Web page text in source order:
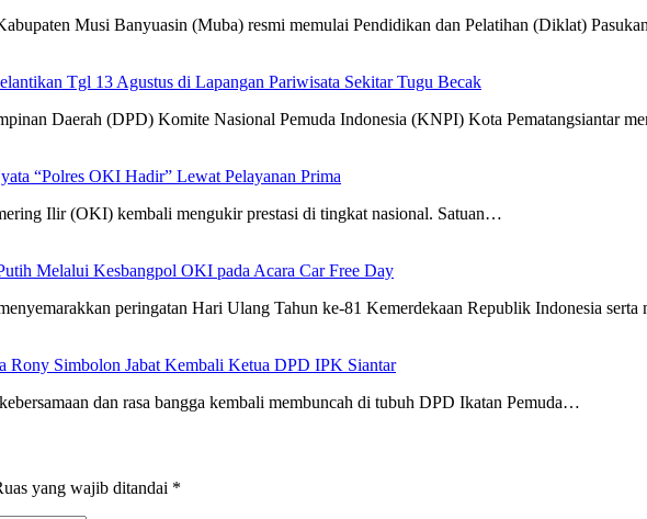
Musi Banyuasin (Muba) resmi memulai Pendidikan dan Pelatihan (Diklat)
Tgl 13 Agustus di Lapangan Pariwisata Sekitar Tugu Becak
Daerah (DPD) Komite Nasional Pemuda Indonesia (KNPI) Kota Pematangsiantar
“Polres OKI Hadir” Lewat Pelayanan Prima
Ilir (OKI) kembali mengukir prestasi di tingkat nasional. Satuan…
Melalui Kesbangpol OKI pada Acara Car Free Day
peringatan Hari Ulang Tahun ke-81 Kemerdekaan Republik Indonesia
Rony Simbolon Jabat Kembali Ketua DPD IPK Siantar
dan rasa bangga kembali membuncah di tubuh DPD Ikatan Pemuda…
yang wajib ditandai *